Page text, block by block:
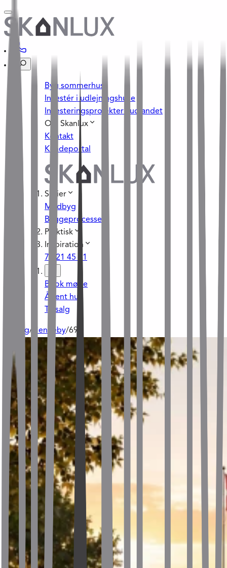
Byg sommerhus
Investér i udlejningshuse
Investeringsprojekter i udlandet
Om Skanlux
Kontakt
Kundeportal
Serier
Medbyg
Byggeprocessen
Praktisk
Inspiration
70 21 45 21
Book møde
Åbent hus
Til salg
Til salg/ Henneby/69